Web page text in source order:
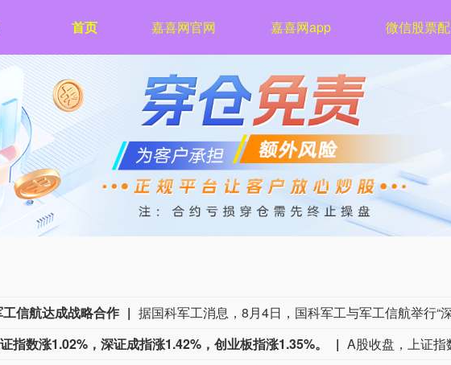
首页 嘉喜网官网 嘉喜网app 微信股票
信航达成战略合作
指数涨1.02%，深证成指涨1.42%，创业板指涨1.35%。